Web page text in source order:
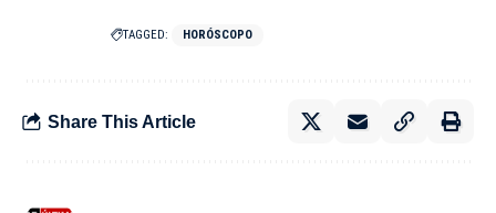
TAGGED: HORÓSCOPO
Share This Article